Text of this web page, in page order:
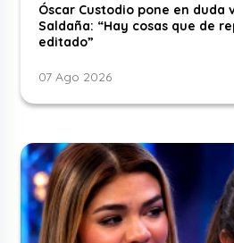
Óscar Custodio pone en duda
Saldaña: “Hay cosas que de
editado”
07 Ago 2026